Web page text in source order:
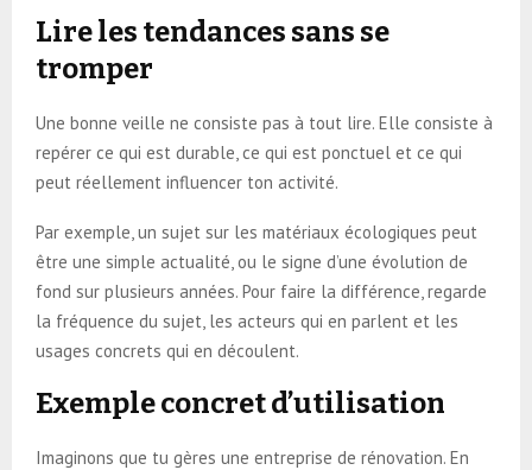
Lire les tendances sans se
tromper
Une bonne veille ne consiste pas à tout lire. Elle consiste à
repérer ce qui est durable, ce qui est ponctuel et ce qui
peut réellement influencer ton activité.
Par exemple, un sujet sur les matériaux écologiques peut
être une simple actualité, ou le signe d’une évolution de
fond sur plusieurs années. Pour faire la différence, regarde
la fréquence du sujet, les acteurs qui en parlent et les
usages concrets qui en découlent.
Exemple concret d’utilisation
Imaginons que tu gères une entreprise de rénovation. En